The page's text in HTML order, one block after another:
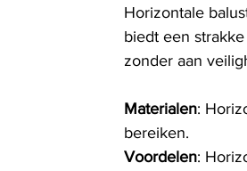
Horizontale
biedt een
zonder aan
Materialen:
bereiken.
Voordelen: